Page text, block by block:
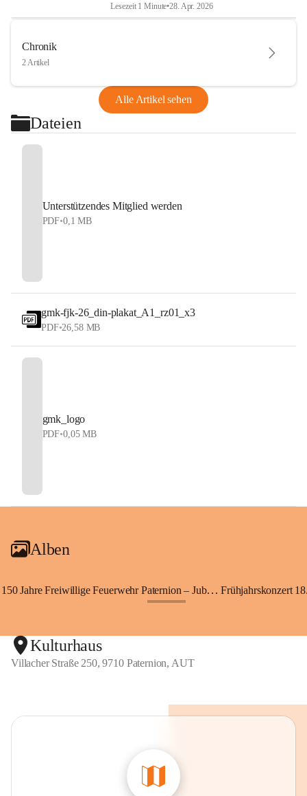
Lesezeit 1 Minute•28. Apr. 2026
Chronik
2 Artikel
Alle Artikel sehen
Dateien
Unterstützendes Mitglied werden
PDF•0,1 MB
gmk-fjk-26_din-plakat_A1_rz01_x3
PDF•26,58 MB
gmk_logo
PDF•0,05 MB
Alben
150 Jahre Freiwillige Feuerwehr Paternion – Jubiläumsfest Frühjahrskonzert
Kulturhaus
Villacher Straße 250, 9710 Paternion, AUT